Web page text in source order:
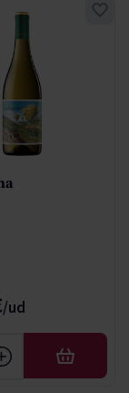
AÑADIR